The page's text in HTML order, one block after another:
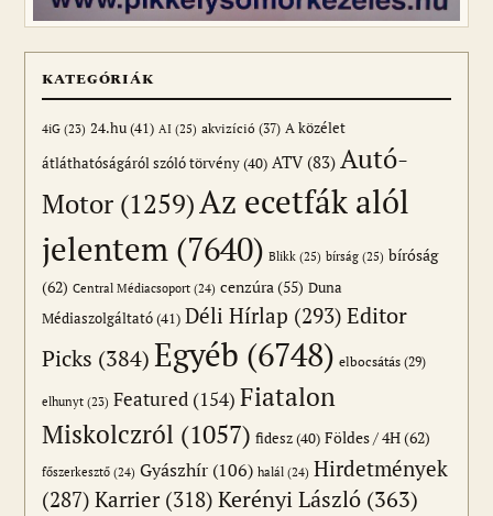
KATEGÓRIÁK
4iG (23) 24.hu(41) AI (25) akvizíció (37) A közélet
átláthatóságáról szóló törvény(40) ATV(83) Autó-
Motor (1259)Az ecetfák alól
jelentem (7640) Blikk (25) bírság (25) bíróság
(62) Central Médiacsoport (24) cenzúra(55) Duna
Médiaszolgáltató(41) Déli Hírlap (293) Editor
Picks (384)Egyéb (6748) elbocsátás (29)
elhunyt (23) Featured (154) Fiatalon
Miskolczról (1057) fidesz(40) Földes / 4H(62)
főszerkesztő (24) Gyászhír (106) halál (24) Hirdetmények
(287) Karrier(318) Kerényi László (363)